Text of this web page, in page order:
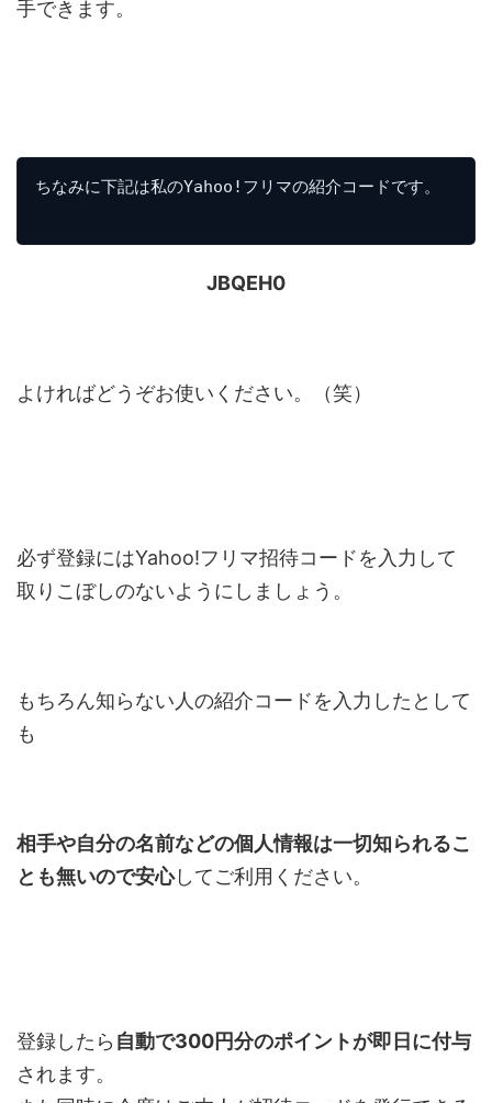
手できます。
ちなみに下記は私のYahoo!フリマの紹介コードです。
JBQEH0
よければどうぞお使いください。（笑）
必ず登録にはYahoo!フリマ招待コードを入力して
取りこぼしのないようにしましょう。
もちろん知らない人の紹介コードを入力したとして
も
相手や自分の名前などの個人情報は一切知られるこ
とも無いので安心してご利用ください。
登録したら 自動で300円分のポイントが即日に付与
されます。